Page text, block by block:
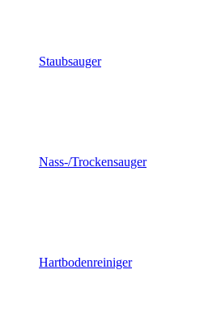
Staubsauger
Nass-/Trockensauger
Hartbodenreiniger